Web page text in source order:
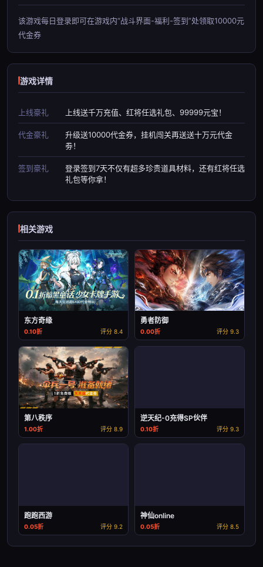
该游戏每日登录即可在游戏内“战斗界面-福利-签到”处领取10000元
代金券
游戏详情
上线豪礼 上线送千万充值、红将任选礼包、99999元宝！
代金豪礼
升级送10000代金券，挂机闯关再送送十万元代金
劵！
签到豪礼
登录签到7天不仅有超多珍贵道具材料，还有红将任选
礼包等你拿！
相关游戏
东方奇缘
0.10折 评分 8.4
勇者防御
0.00折 评分 9.3
第八秩序
1.00折 评分 8.9
逆天纪-0充得SP伙伴
0.10折 评分 9.3
跑跑西游
0.05折 评分 9.2
神仙online
0.05折 评分 8.5